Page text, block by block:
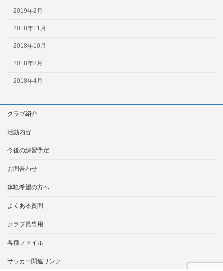
2019年2月
2018年11月
2018年10月
2018年8月
2018年4月
クラブ紹介
活動内容
今後の練習予定
お問合わせ
体験希望の方へ
よくある質問
クラブ員専用
各種ファイル
サッカー関連リンク